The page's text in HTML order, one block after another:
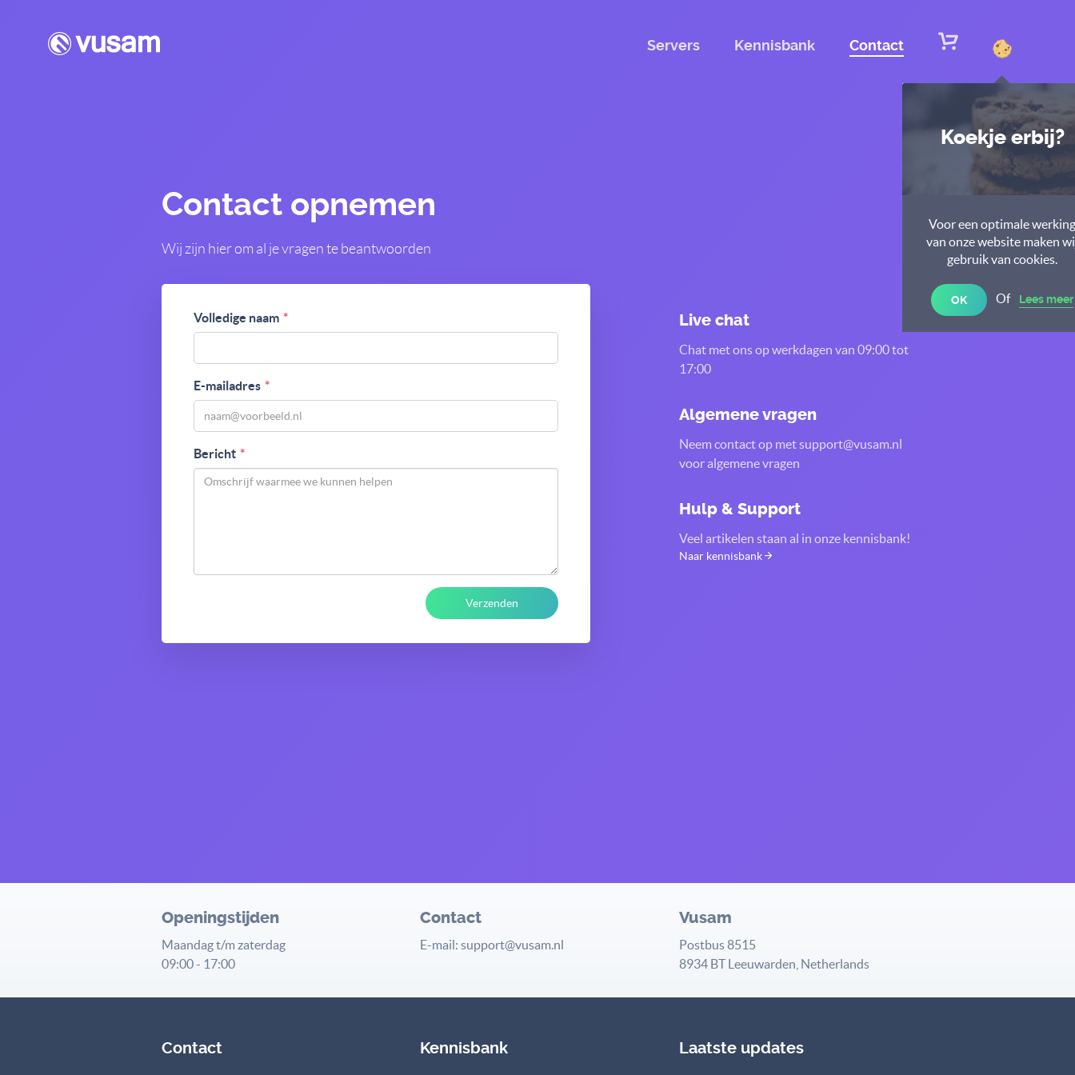
Servers Kennisbank Contact
Koekje erbij?
Voor een optimale werking
van onze website maken
gebruik van cookies.
OK Of Lees meer
Contact opnemen
Wij zijn hier om al je vragen te beantwoorden
Volledige naam
E-mailadres
Bericht
Verzenden
Live chat
Chat met ons op werkdagen van 09:00 tot
17:00
Algemene vragen
Neem contact op met support@vusam.nl
voor algemene vragen
Hulp & Support
Veel artikelen staan al in onze kennisbank!
Naar kennisbank
Openingstijden
Maandag t/m zaterdag
09:00 - 17:00
Contact
E-mail: support@vusam.nl
Vusam
Postbus 8515
8934 BT Leeuwarden, Netherlands
Contact Kennisbank Laatste updates